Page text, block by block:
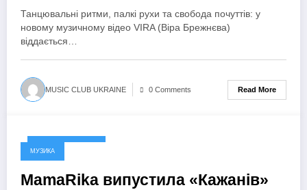
на новий сингл «Зупини»
Танцювальні ритми, палкі рухи та свобода почуттів: у
новому музичному відео VIRA (Віра Брежнєва)
віддається…
MUSIC CLUB UKRAINE 0 Comments Read More
20 Вересня, 2024
МУЗИКА
MamaRika випустила «Кажанів»